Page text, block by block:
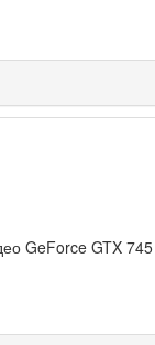
GeForce GTX